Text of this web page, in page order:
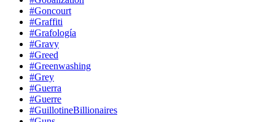
#Goncourt
#Graffiti
#Grafología
#Gravy
#Greed
#Greenwashing
#Grey
#Guerra
#Guerre
#GuillotineBillionaires